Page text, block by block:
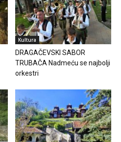
Kultura
DRAGAČEVSKI SABOR
TRUBAČA Nadmeću se najbolji
orkestri